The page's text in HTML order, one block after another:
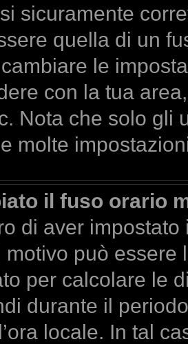
sicuramente
quella di un
le
con la tua
Nota che solo gli
molte
il fuso orario
di aver
può essere
per calcolare le
durante il
locale. In tal